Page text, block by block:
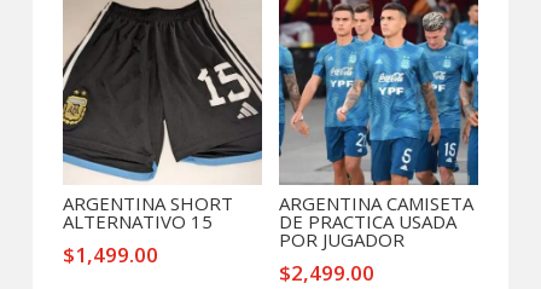
ARGENTINA SHORT
ALTERNATIVO 15
$1,499.00
ARGENTINA CAMISETA
DE PRACTICA USADA
POR JUGADOR
$2,499.00